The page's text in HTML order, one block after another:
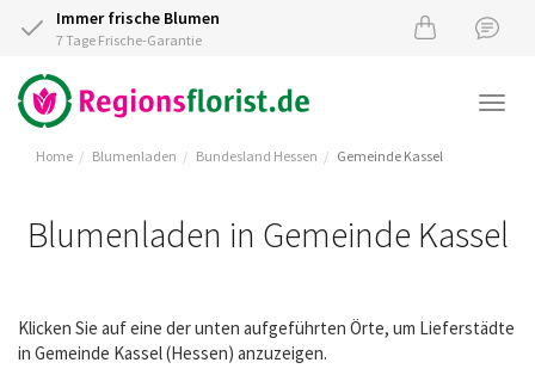
Immer frische Blumen
7 Tage Frische-Garantie
Home Blumenladen Bundesland Hessen Gemeinde Kassel
Blumenladen in Gemeinde Kassel
Klicken Sie auf eine der unten aufgeführten Örte, um Lieferstädte
in Gemeinde Kassel (Hessen) anzuzeigen.